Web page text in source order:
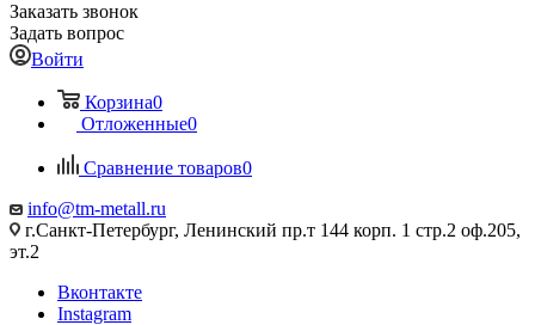
Заказать звонок
Задать вопрос
Войти
Корзина0
Отложенные0
Сравнение товаров0
info@tm-metall.ru
г.Санкт-Петербург, Ленинский пр.т 144 корп. 1 стр.2 оф.205,
эт.2
Вконтакте
Instagram